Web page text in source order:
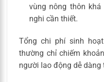
vùng nông thôn
nghi cần thiết.
Tổng chi phí sinh
thường chỉ chiếm
người lao động dễ dàng